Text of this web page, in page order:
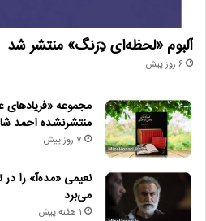
آلبوم «لحظه‌ای دِرَنگ» منتشر شد
6 روز پیش
مجموعه «فریادهای
منتشرنشده احمد
7 روز پیش
نعیمی «مده‌آ» را
می‌برد
1 هفته پیش